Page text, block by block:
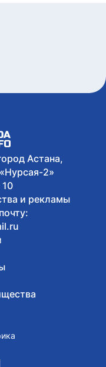
в последний путь
Астана,
2»
и рекламы